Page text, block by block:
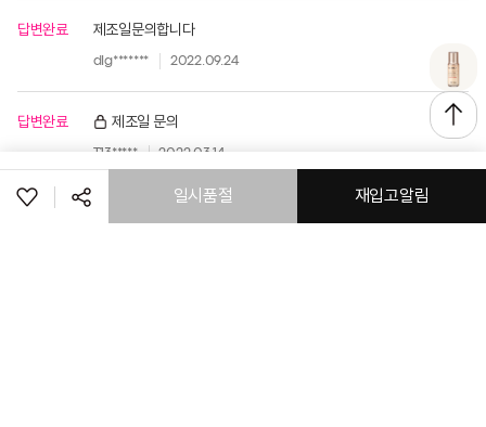
일시품절 재입고알림
답변완료 제조일문의합니다
dlg******* 2022.09.24
답변완료 제조일 문의
T13***** 2022.03.14